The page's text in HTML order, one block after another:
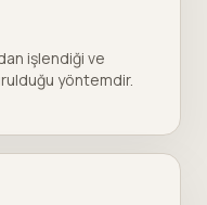
işlendiği ve
yöntemdir.